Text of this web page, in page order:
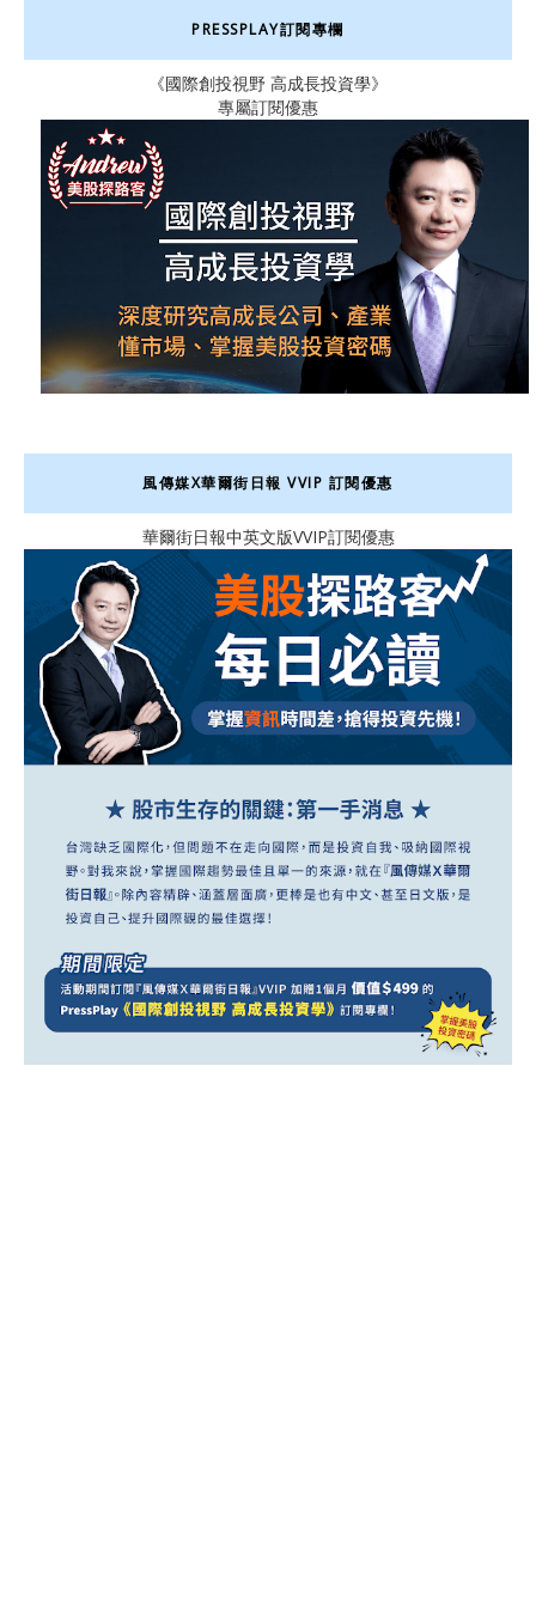
PRESSPLAY訂閱專欄
《國際創投視野 高成長投資學》
專屬訂閱優惠
風傳媒X華爾街日報 VVIP 訂閱優惠
華爾街日報中英文版VVIP訂閱優惠